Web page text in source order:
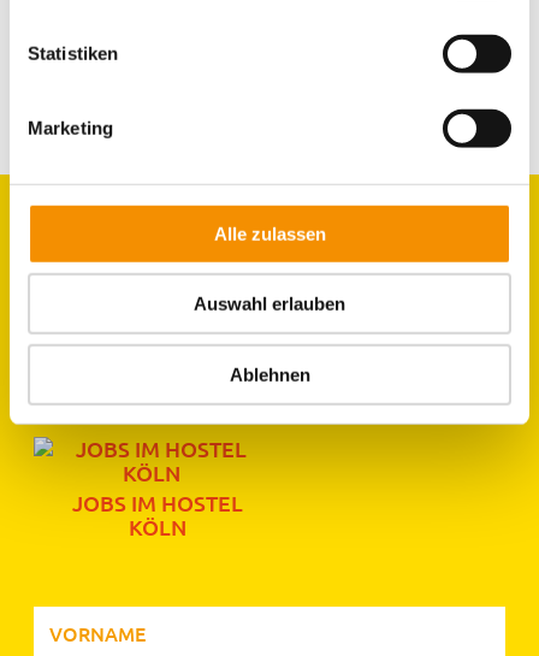
Statistiken
Marketing
Alle zulassen
Auswahl erlauben
Ablehnen
ESSEN FÜR ALLE
ZIMMER
GRUPPEN
LAGE & UMGEBUNG
JOBS IM HOSTEL
KÖLN